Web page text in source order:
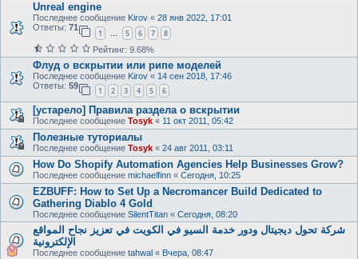
Unreal engine
Последнее сообщение Kirov « 28 янв 2022, 17:01
Ответы: 71
1 … 5 6 7 8
Рейтинг: 9.68%
Флуд о вскрытии или рипе моделей
Последнее сообщение Kirov « 14 сен 2018, 17:46
Ответы: 59
1 2 3 4 5 6
[устарело] Правила раздела о вскрытии
Последнее сообщение Tosyk « 11 окт 2011, 05:42
Полезные туториалы
Последнее сообщение Tosyk « 24 авг 2011, 03:11
How Do Shopify Automation Agencies Help Businesses Grow?
Последнее сообщение michaelfinn « Сегодня, 10:25
EZBUFF: How to Set Up a Necromancer Build Dedicated to
Gathering Diablo 4 Gold
Последнее сообщение SilentTitan « Сегодня, 08:20
شركة تحول ديجيتال ودور خدمة السيو في الكويت في تعزيز نجاح المواقع
الإلكترونية
Последнее сообщение tahwal « Вчера, 08:47